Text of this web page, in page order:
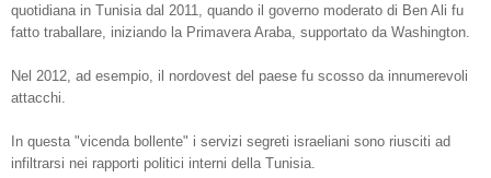
quotidiana in Tunisia dal 2011, quando il governo moderato di Ben Ali fu
fatto traballare, iniziando la Primavera Araba, supportato da Washington.
Nel 2012, ad esempio, il nordovest del paese fu scosso da innumerevoli
attacchi.
In questa "vicenda bollente" i servizi segreti israeliani sono riusciti ad
infiltrarsi nei rapporti politici interni della Tunisia.